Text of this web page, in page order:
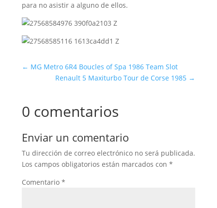
para no asistir a alguno de ellos.
← MG Metro 6R4 Boucles of Spa 1986 Team Slot
Renault 5 Maxiturbo Tour de Corse 1985 →
0 comentarios
Enviar un comentario
Tu dirección de correo electrónico no será publicada.
Los campos obligatorios están marcados con *
Comentario *